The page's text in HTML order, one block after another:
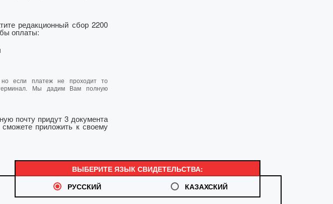
редакционный сбор 2200
оплаты:
но если платеж не проходит то
Мы дадим Вам полную
почту придут 3 документа
приложить к своему
ВЫБЕРИТЕ ЯЗЫК СВИДЕТЕЛЬСТВА:
РУССКИЙ
КАЗАХСКИЙ